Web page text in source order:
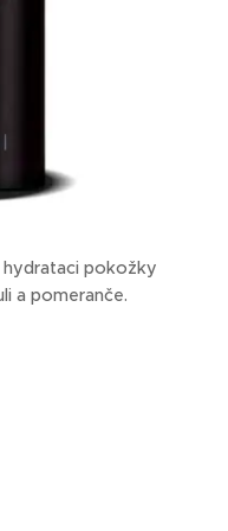
hydrataci pokožky
a pomeranče.